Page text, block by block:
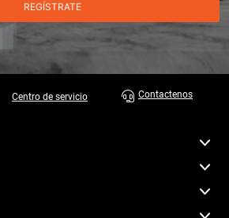
REGÍSTRATE
Centro de servicio Contactenos